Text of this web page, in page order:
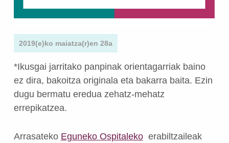
2019(e)ko maiatza(r)en 28a
*Ikusgai jarritako panpinak orientagarriak baino
ez dira, bakoitza originala eta bakarra baita. Ezin
dugu bermatu eredua zehatz-mehatz
errepikatzea.
Arrasateko Eguneko Ospitaleko erabiltzaileak